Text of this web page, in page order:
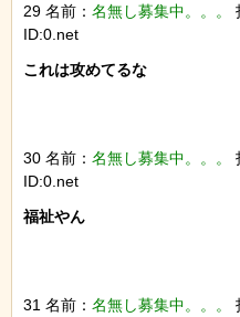
29 名前： 名無し募集中。。。
ID:0.net
これは攻めてるな
30 名前： 名無し募集中。。。
ID:0.net
福祉やん
31 名前： 名無し募集中。。。